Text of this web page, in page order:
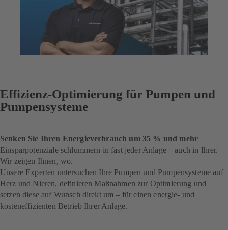
Effizienz-Optimierung für Pumpen und
Pumpensysteme
Senken Sie Ihren Energieverbrauch um 35 % und mehr
Einsparpotenziale schlummern in fast jeder Anlage – auch in Ihrer.
Wir zeigen Ihnen, wo.
Unsere Experten untersuchen Ihre Pumpen und Pumpensysteme auf
Herz und Nieren, definieren Maßnahmen zur Optimierung und
setzen diese auf Wunsch direkt um – für einen energie- und
kosteneffizienten Betrieb Ihrer Anlage.